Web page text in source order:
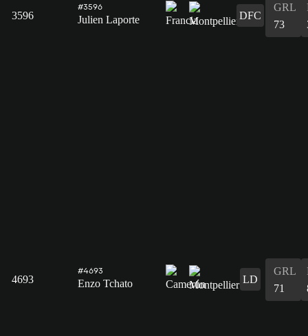
3596
#3596
Julien Laporte DFC
GRL
73
4693
#4693
Enzo Tchato LD
GRL
71